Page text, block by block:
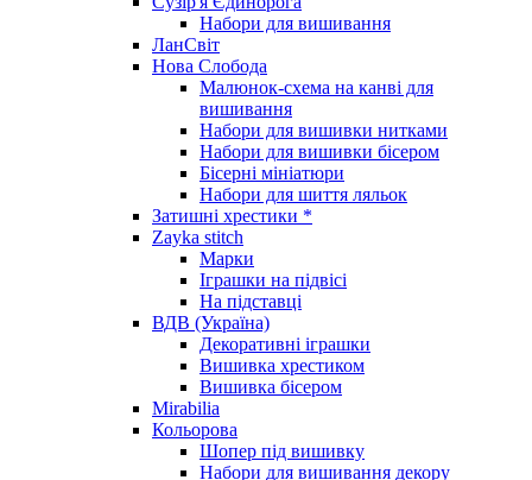
Набори для вишивання
ЛанСвіт
Нова Слобода
Малюнок-схема на канві для
вишивання
Набори для вишивки нитками
Набори для вишивки бісером
Бісерні мініатюри
Набори для шиття ляльок
Затишні хрестики *
Zayka stitch
Марки
Іграшки на підвісі
На підставці
ВДВ (Україна)
Декоративні іграшки
Вишивка хрестиком
Вишивка бісером
Mirabilia
Кольорова
Шопер під вишивку
Набори для вишивання декору